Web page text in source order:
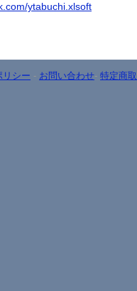
ytabuchi.xlsoft
リシー - お問い合わせ- 特定商